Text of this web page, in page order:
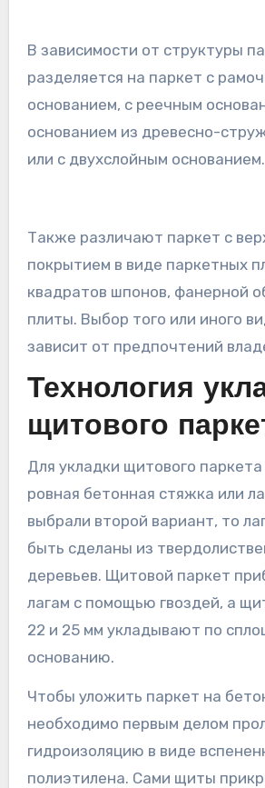
В зависимости от структуры
разделяется на паркет с
основанием, с реечным
основанием из древесно-
или с двухслойным основанием.
Также различают паркет с
покрытием в виде паркетных
квадратов шпонов, фанерной
плиты. Выбор того или иного
зависит от предпочтений
Технология
щитового
Для укладки щитового
ровная бетонная стяжка или
выбрали второй вариант, то
быть сделаны из
деревьев. Щитовой паркет
лагам с помощью гвоздей, а
22 и 25 мм укладывают по
основанию.
Чтобы уложить паркет на
необходимо первым делом
гидроизоляцию в виде
полиэтилена. Сами щиты